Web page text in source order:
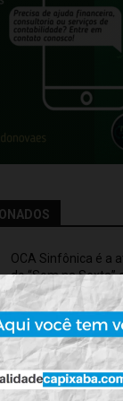
OCA Sinfônica é a
do “Som na
Flávia Varela
Rede hospitalar
cirurgia robótica
procedimentos